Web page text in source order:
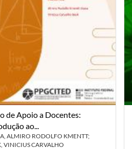
de Apoio a Docentes:
ao...
ALMIRO RODOLFO KMENTT;
VINICIUS CARVALHO